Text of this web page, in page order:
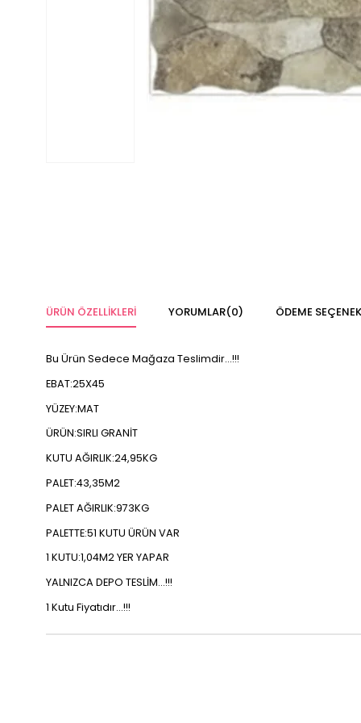
ÜRÜN ÖZELLIKLERI YORUMLAR(0) ÖDEME
Bu Ürün Sedece Mağaza Teslimdir...!!!
EBAT:25X45
YÜZEY:MAT
ÜRÜN:SIRLI GRANİT
KUTU AĞIRLIK:24,95KG
PALET:43,35M2
PALET AĞIRLIK:973KG
PALETTE:51 KUTU ÜRÜN VAR
1 KUTU:1,04M2 YER YAPAR
YALNIZCA DEPO TESLİM...!!!
1 Kutu Fiyatıdır...!!!